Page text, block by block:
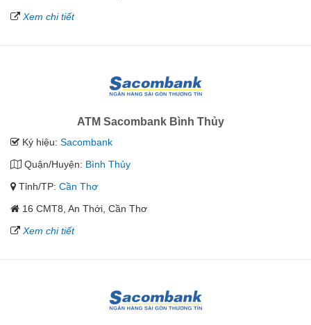
Xem chi tiết
ATM Sacombank Bình Thủy
Ký hiệu: Sacombank
Quận/Huyện: Bình Thủy
Tỉnh/TP: Cần Thơ
16 CMT8, An Thới, Cần Thơ
Xem chi tiết